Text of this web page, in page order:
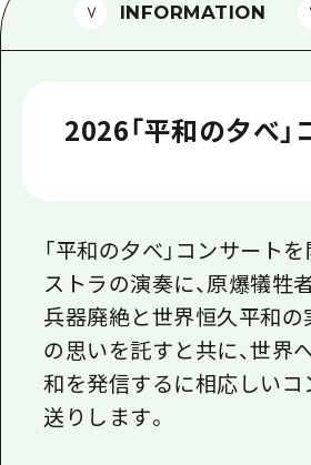
ボランティアガイ
ユニバーサルツー
広島県の魅力を動
メディア掲載情報
フォトダウンロー
関連リンク
INFORMATION
2026「平和の夕べ」
「平和の夕べ」コンサート
ストラの演奏に、原爆犠牲
兵器廃絶と世界恒久平和
の思いを託すと共に、世界
和を発信するに相応しいコ
送りします。